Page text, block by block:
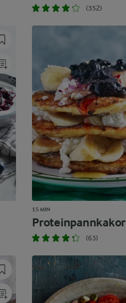
(352)
15 MIN
Proteinpannkakor
(63)